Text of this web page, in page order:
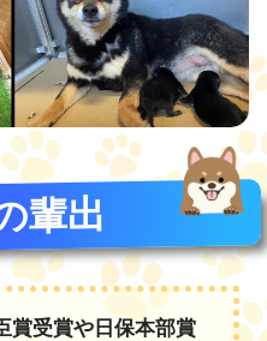
輩出
賞受賞や日保本部賞